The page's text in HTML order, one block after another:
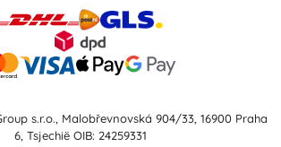
s.r.o., Malobřevnovská 904/33, 16900 Praha
6, Tsjechië OIB: 24259331